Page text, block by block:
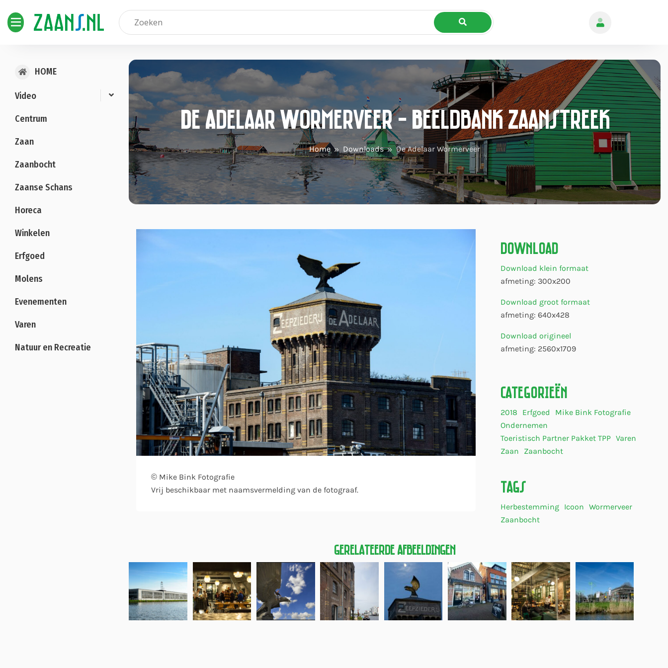
HOME
Video
Centrum
Zaan
Zaanbocht
Zaanse Schans
Horeca
Winkelen
Erfgoed
Molens
Evenementen
Varen
Natuur en Recreatie
De Adelaar Wormerveer - Beeldbank Zaanstreek
Home Downloads De Adelaar Wormerveer
© Mike Bink Fotografie
Vrij beschikbaar met naamsvermelding van de fotograaf.
Download
Download klein formaat
afmeting: 300x200
Download groot formaat
afmeting: 640x428
Download origineel
afmeting: 2560x1709
Categorieën
2018 Erfgoed
Mike Bink Fotografie
Ondernemen
Toeristisch Partner Pakket TPP Varen
Zaan
Zaanbocht
Tags
Herbestemming Icoon
Wormerveer
Zaanbocht
Gerelateerde Afbeeldingen